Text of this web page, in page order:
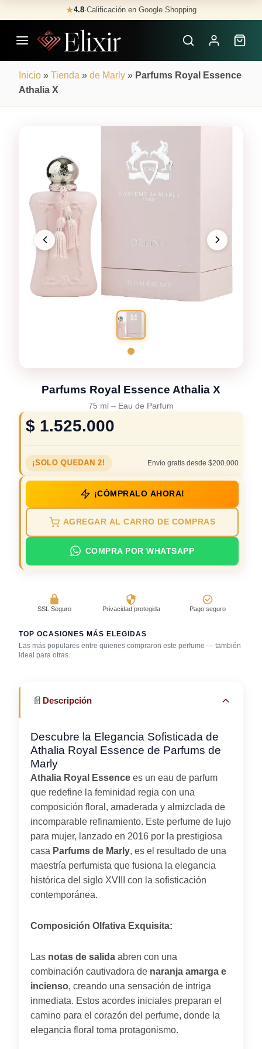
to
content
★4.8·Calificación en Google Shopping
Inicio » Tienda » de Marly » Parfums Royal Essence
Athalia X
Parfums Royal Essence Athalia X
75 ml – Eau de Parfum
$ 1.525.000
¡SOLO QUEDAN 2! Envío gratis desde $200.000
¡CÓMPRALO AHORA!
AGREGAR AL CARRO DE COMPRAS
COMPRA POR WHATSAPP
SSL Seguro Privacidad protegida Pago seguro
TOP OCASIONES MÁS ELEGIDAS
Las más populares entre quienes compraron este perfume — también
ideal para otras.
Cena romántica
📄 Descripción
Descubre la Elegancia Sofisticada de
Athalia Royal Essence de Parfums de
Marly
Athalia Royal Essence es un eau de parfum
que redefine la feminidad regia con una
composición floral, amaderada y almizclada de
incomparable refinamiento. Este perfume de lujo
para mujer, lanzado en 2016 por la prestigiosa
casa Parfums de Marly, es el resultado de una
maestría perfumista que fusiona la elegancia
histórica del siglo XVIII con la sofisticación
contemporánea.
Composición Olfativa Exquisita:
Las notas de salida abren con una
combinación cautivadora de naranja amarga e
incienso, creando una sensación de intriga
inmediata. Estos acordes iniciales preparan el
camino para el corazón del perfume, donde la
elegancia floral toma protagonismo.